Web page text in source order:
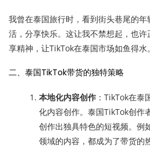
我曾在泰国旅行时，看到街头巷尾的
活，分享快乐。这让我不禁想起，也
享精神，让TikTok在泰国市场如鱼得水。
二、泰国TikTok带货的独特策略
本地化内容创作 ：TikTok在泰
化内容创作。泰国TikTok创作
创作出独具特色的短视频。例
领域的内容，都成为了带货的